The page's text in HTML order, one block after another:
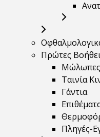
Πρώτες
Μώλωπες
Ταινία
Γάντια
Πληγές-